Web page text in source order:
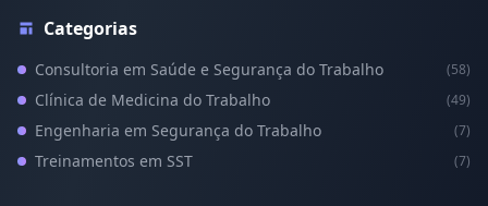
Categorias
Consultoria em Saúde e Segurança do Trabalho (58)
Clínica de Medicina do Trabalho (49)
Engenharia em Segurança do Trabalho (7)
Treinamentos em SST (7)